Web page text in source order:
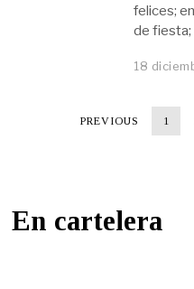
felices;
de fiesta;
18
PREVIOUS 1
En cartelera